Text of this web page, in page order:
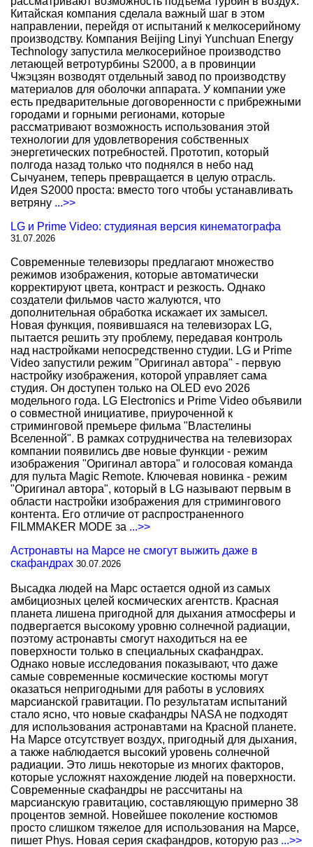
Китайская компания сделала важный шаг в этом
направлении, перейдя от испытаний к мелкосерийному
производству. Компания Beijing Linyi Yunchuan Energy
Technology запустила мелкосерийное производство
летающей ветротурбины S2000, а в провинции
Чжэцзян возводят отдельный завод по производству
материалов для оболочки аппарата. У компании уже
есть предварительные договоренности с прибрежными
городами и горными регионами, которые
рассматривают возможность использования этой
технологии для удовлетворения собственных
энергетических потребностей. Прототип, который
полгода назад только что поднялся в небо над
Сычуанем, теперь превращается в целую отрасль.
Идея S2000 проста: вместо того чтобы устанавливать
ветряну ...>>
LG и Prime Video: студияная версия кинематографа
31.07.2026
Современные телевизоры предлагают множество
режимов изображения, которые автоматически
корректируют цвета, контраст и резкость. Однако
создатели фильмов часто жалуются, что
дополнительная обработка искажает их замысел.
Новая функция, появившаяся на телевизорах LG,
пытается решить эту проблему, передавая контроль
над настройками непосредственно студии. LG и Prime
Video запустили режим "Оригинал автора" - первую
настройку изображения, которой управляет сама
студия. Он доступен только на OLED evo 2026
модельного года. LG Electronics и Prime Video объявили
о совместной инициативе, приуроченной к
стриминговой премьере фильма "Властелины
Вселенной". В рамках сотрудничества на телевизорах
компании появились две новые функции - режим
изображения "Оригинал автора" и голосовая команда
для пульта Magic Remote. Ключевая новинка - режим
"Оригинал автора", который в LG называют первым в
области настройки изображения для стримингового
контента. Его отличие от распространенного
FILMMAKER MODE за ...>>
Астронавты на Марсе не смогут выжить даже в
скафандрах 30.07.2026
Высадка людей на Марс остается одной из самых
амбициозных целей космических агентств. Красная
планета лишена пригодной для дыхания атмосферы и
подвергается высокому уровню солнечной радиации,
поэтому астронавты смогут находиться на ее
поверхности только в специальных скафандрах.
Однако новые исследования показывают, что даже
самые современные космические костюмы могут
оказаться непригодными для работы в условиях
марсианской гравитации. По результатам испытаний
стало ясно, что новые скафандры NASA не подходят
для использования астронавтами на Красной планете.
На Марсе отсутствует воздух, пригодный для дыхания,
а также наблюдается высокий уровень солнечной
радиации. Это лишь некоторые из многих факторов,
которые усложнят нахождение людей на поверхности.
Современные скафандры не рассчитаны на
марсианскую гравитацию, составляющую примерно 38
процентов земной. Новейшее поколение костюмов
просто слишком тяжелое для использования на Марсе,
пишет Phys. Новая серия скафандров, которую раз ...>>